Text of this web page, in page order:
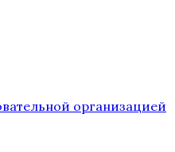
организацией